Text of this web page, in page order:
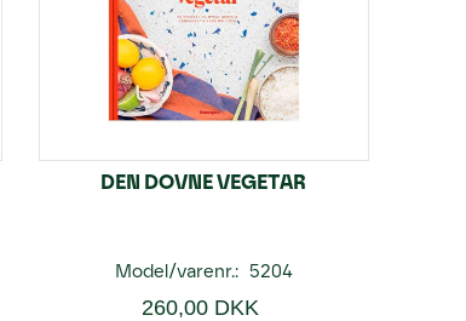
DEN DOVNE VEGETAR
Model/varenr.: 5204
260,00 DKK